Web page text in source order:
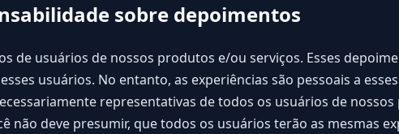
sobre depoimentos
de usuários de nossos produtos e/ou serviços. Esses
usuários. No entanto, as experiências são pessoais a
representativas de todos os usuários de
não deve presumir, que todos os usuários terão as mesmas